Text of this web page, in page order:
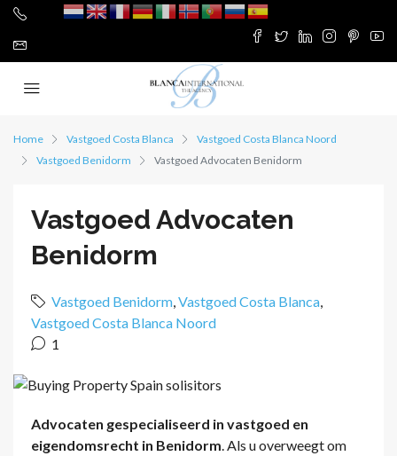
Home Vastgoed Costa Blanca
Vastgoed Costa Blanca Noord
Vastgoed Benidorm
Vastgoed Advocaten Benidorm
Vastgoed Advocaten
Benidorm
Vastgoed Benidorm,Vastgoed Costa Blanca,
Vastgoed Costa Blanca Noord
1
Advocaten gespecialiseerd in vastgoed en
eigendomsrecht in Benidorm. Als u overweegt om